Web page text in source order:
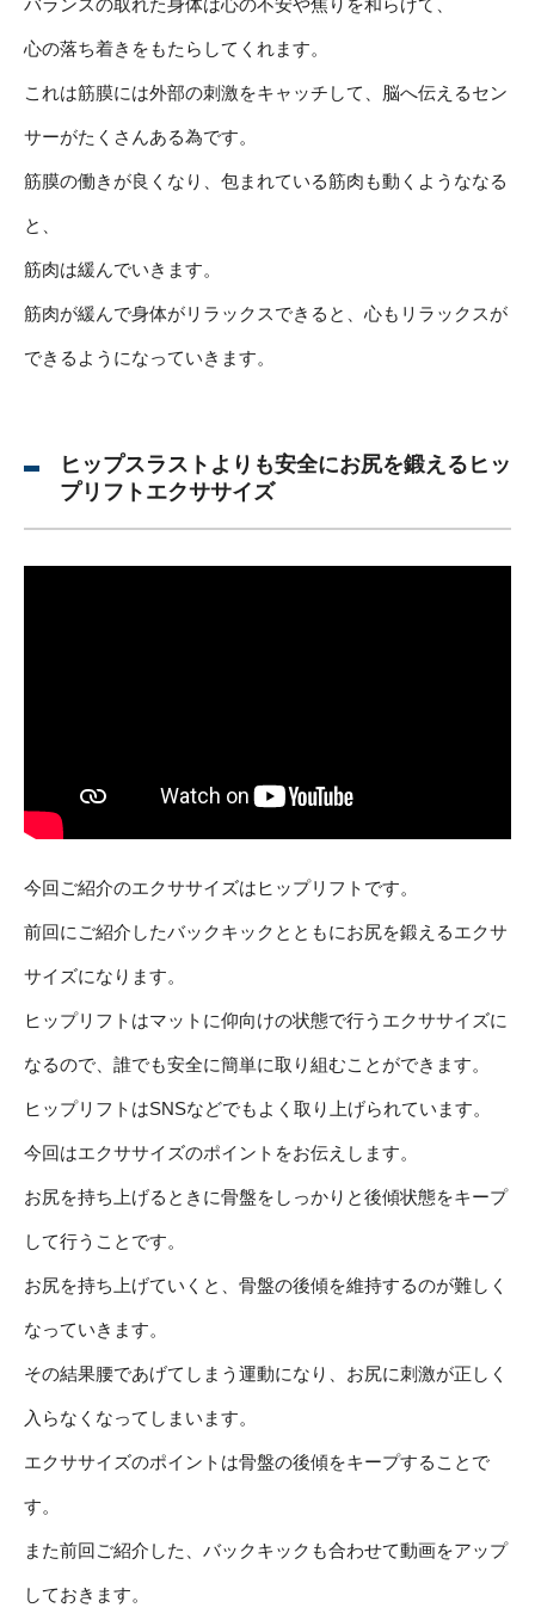
心の落ち着きをもたらしてくれます。
これは筋膜には外部の刺激をキャッチして、脳へ伝えるセン
サーがたくさんある為です。
筋膜の働きが良くなり、包まれている筋肉も動くようななる
と、
筋肉は緩んでいきます。
筋肉が緩んで身体がリラックスできると、心もリラックスが
できるようになっていきます。
ヒップスラストよりも安全にお尻を鍛えるヒッ
プリフトエクササイズ
今回ご紹介のエクササイズはヒップリフトです。
前回にご紹介したバックキックとともにお尻を鍛えるエクサ
サイズになります。
ヒップリフトはマットに仰向けの状態で行うエクササイズに
なるので、誰でも安全に簡単に取り組むことができます。
ヒップリフトはSNSなどでもよく取り上げられています。
今回はエクササイズのポイントをお伝えします。
お尻を持ち上げるときに骨盤をしっかりと後傾状態をキープ
して行うことです。
お尻を持ち上げていくと、骨盤の後傾を維持するのが難しく
なっていきます。
その結果腰であげてしまう運動になり、お尻に刺激が正しく
入らなくなってしまいます。
エクササイズのポイントは骨盤の後傾をキープすることで
す。
また前回ご紹介した、バックキックも合わせて動画をアップ
しておきます。